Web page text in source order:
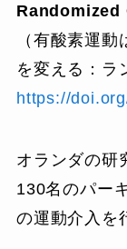
（有酸素運
を変える：ラ
https://
オランダの研
130名のパー
の運動介入を